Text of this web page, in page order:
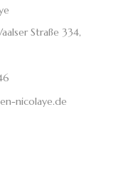
Straße 334,
nicolaye.de